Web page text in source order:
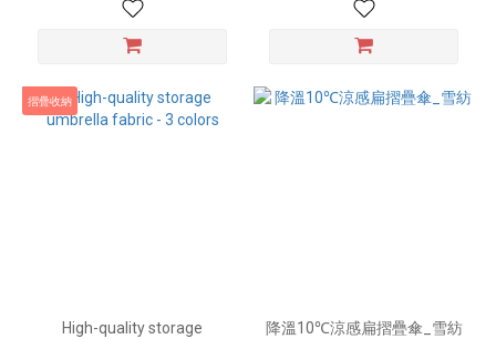
摺疊收納
High-quality storage
降溫10℃涼感扁摺疊傘_雪紡